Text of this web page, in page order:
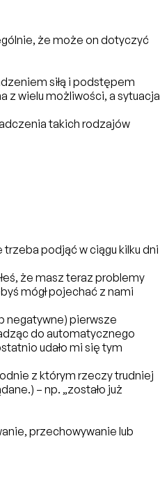
że może on dotyczyć
siłą i podstępem
z wielu możliwości, a sytuacja
takich rodzajów
podjąć w ciągu kilku dni
że masz teraz problemy
mógł pojechać z nami
negatywne) pierwsze
do automatycznego
udało mi się tym
z którym rzeczy trudniej
– np. „zostało już
przechowywanie lub